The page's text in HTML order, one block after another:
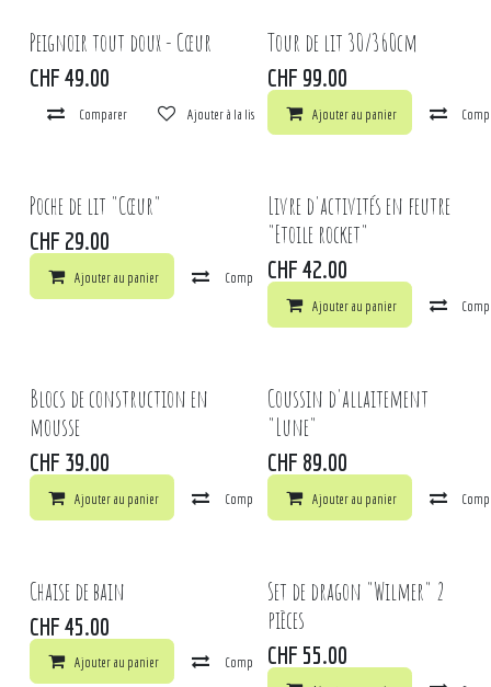
Peignoir tout doux - Cœur
CHF 49.00
Comparer Ajouter à la liste de souhaits
Tour de lit 30/360cm
CHF 99.00
Ajouter au panier
Poche de lit "Cœur"
CHF 29.00
Ajouter au panier Comparer Ajouter à la liste de souhaits
Livre d'activités en feutre
"Etoile rocket"
CHF 42.00
Ajouter au panier
Blocs de construction en
mousse
CHF 39.00
Ajouter au panier Comparer Ajouter à la liste de souhaits
Coussin d'allaitement
"Lune"
CHF 89.00
Ajouter au panier
Chaise de bain
CHF 45.00
Ajouter au panier Comparer Ajouter à la liste de souhaits
Set de dragon "Wilmer" 2
pièces
CHF 55.00